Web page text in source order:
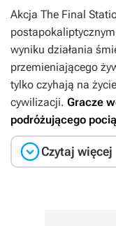
Akcja The Final
wyniku działania
przemieniającego
tylko czyhają na
cywilizacji. Gracze
podróżującego
Czytaj więcej